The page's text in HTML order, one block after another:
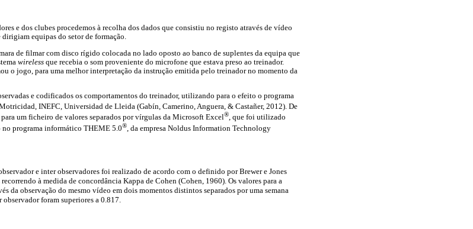
e dos clubes procedemos à recolha dos dados que consistiu no registo através de vídeo
equipas do setor de formação.
de filmar com disco rígido colocada no lado oposto ao banco de suplentes da equipa que
wireless que recebia o som proveniente do microfone que estava preso ao treinador.
o jogo, para uma melhor interpretação da instrução emitida pelo treinador no momento da
e codificados os comportamentos do treinador, utilizando para o efeito o programa
INEFC, Universidad de Lleida (Gabín, Camerino, Anguera, & Castañer, 2012). De
um ficheiro de valores separados por vírgulas da Microsoft Excel®, que foi utilizado
no programa informático THEME 5.0®, da empresa Noldus Information Technology
e inter observadores foi realizado de acordo com o definido por Brewer e Jones
à medida de concordância Kappa de Cohen (Cohen, 1960). Os valores para a
da observação do mesmo vídeo em dois momentos distintos separados por uma semana
foram superiores a 0.817.